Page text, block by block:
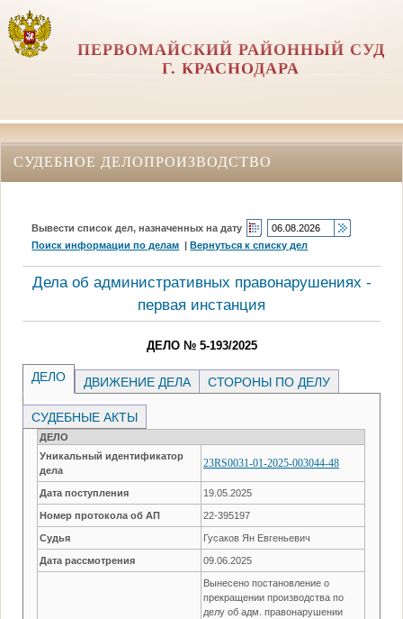
ПЕРВОМАЙСКИЙ РАЙОННЫЙ СУД
Г. КРАСНОДАРА
СУДЕБНОЕ ДЕЛОПРОИЗВОДСТВО
Вывести список дел, назначенных на дату
Поиск информации по делам |Вернуться к списку дел
Дела об административных правонарушениях -
первая инстанция
ДЕЛО № 5-193/2025
ДЕЛО ДВИЖЕНИЕ ДЕЛА СТОРОНЫ ПО ДЕЛУ
СУДЕБНЫЕ АКТЫ
ДЕЛО
Уникальный идентификатор
дела
23RS0031-01-2025-003044-48
Дата поступления 19.05.2025
Номер протокола об АП 22-395197
Судья Гусаков Ян Евгеньевич
Дата рассмотрения 09.06.2025
Вынесено постановление о
прекращении производства по
делу об адм. правонарушении